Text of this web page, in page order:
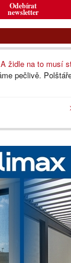
Odebírat
newsletter
židle na to musí
pečlivě.